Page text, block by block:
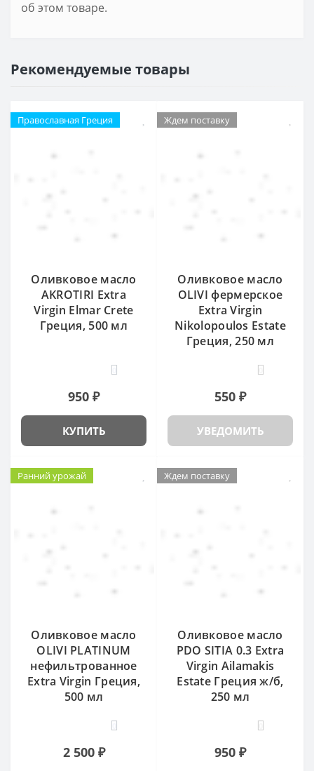
об этом товаре.
Рекомендуемые товары
Православная Греция
Оливковое масло
AKROTIRI Extra
Virgin Elmar Crete
Греция, 500 мл
950 ₽
КУПИТЬ
Ждем поставку
Оливковое масло
OLIVI фермерское
Extra Virgin
Nikolopoulos Estate
Греция, 250 мл
550 ₽
УВЕДОМИТЬ
Ранний урожай
Оливковое масло
OLIVI PLATINUM
нефильтрованное
Extra Virgin Греция,
500 мл
2 500 ₽
Ждем поставку
Оливковое масло
PDO SITIA 0.3 Extra
Virgin Ailamakis
Estate Греция ж/б,
250 мл
950 ₽